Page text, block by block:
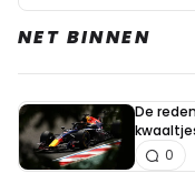
NET BINNEN
De
0